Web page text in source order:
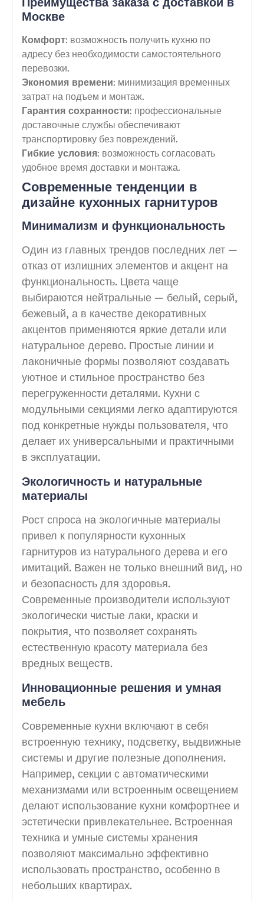
Москве
Комфорт: возможность получить кухню по
адресу без необходимости самостоятельного
перевозки.
Экономия времени: минимизация временных
затрат на подъем и монтаж.
Гарантия сохранности: профессиональные
доставочные службы обеспечивают
транспортировку без повреждений.
Гибкие условия: возможность согласовать
удобное время доставки и монтажа.
Современные тенденции в
дизайне кухонных гарнитуров
Минимализм и функциональность
Один из главных трендов последних лет —
отказ от излишних элементов и акцент на
функциональность. Цвета чаще
выбираются нейтральные — белый, серый,
бежевый, а в качестве декоративных
акцентов применяются яркие детали или
натуральное дерево. Простые линии и
лаконичные формы позволяют создавать
уютное и стильное пространство без
перегруженности деталями. Кухни с
модульными секциями легко адаптируются
под конкретные нужды пользователя, что
делает их универсальными и практичными
в эксплуатации.
Экологичность и натуральные
материалы
Рост спроса на экологичные материалы
привел к популярности кухонных
гарнитуров из натурального дерева и его
имитаций. Важен не только внешний вид, но
и безопасность для здоровья.
Современные производители используют
экологически чистые лаки, краски и
покрытия, что позволяет сохранять
естественную красоту материала без
вредных веществ.
Инновационные решения и умная
мебель
Современные кухни включают в себя
встроенную технику, подсветку, выдвижные
системы и другие полезные дополнения.
Например, секции с автоматическими
механизмами или встроенным освещением
делают использование кухни комфортнее и
эстетически привлекательнее. Встроенная
техника и умные системы хранения
позволяют максимально эффективно
использовать пространство, особенно в
небольших квартирах.